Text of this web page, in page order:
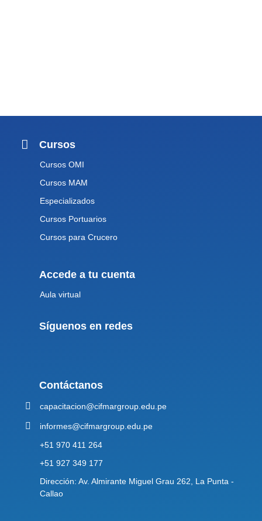
Cursos
Cursos OMI
Cursos MAM
Especializados
Cursos Portuarios
Cursos para Crucero
Accede a tu cuenta
Aula virtual
Síguenos en redes
Contáctanos
capacitacion@cifmargroup.edu.pe
informes@cifmargroup.edu.pe
+51 970 411 264
+51 927 349 177
Dirección: Av. Almirante Miguel Grau 262, La Punta -
Callao